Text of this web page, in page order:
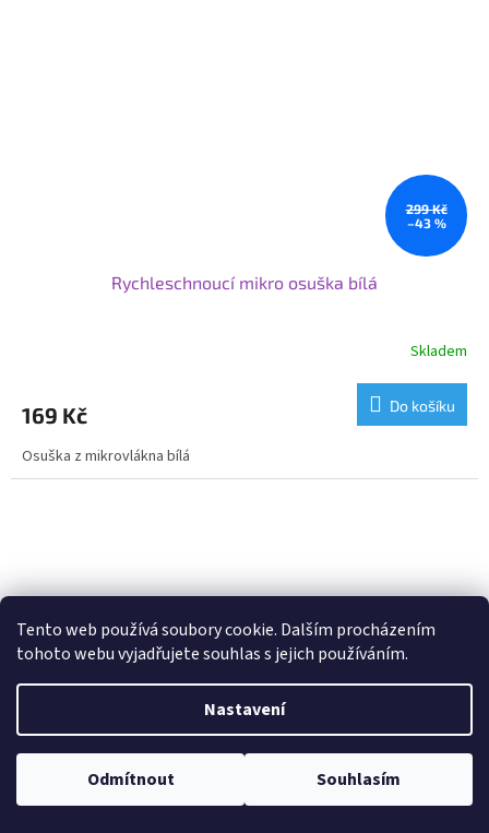
Tento web používá soubory cookie. Dalším procházením
tohoto webu vyjadřujete souhlas s jejich používáním.
Nastavení
Odmítnout Souhlasím
299 Kč
–43 %
Rychleschnoucí mikro osuška bílá
Skladem
169 Kč Do košíku
Osuška z mikrovlákna bílá